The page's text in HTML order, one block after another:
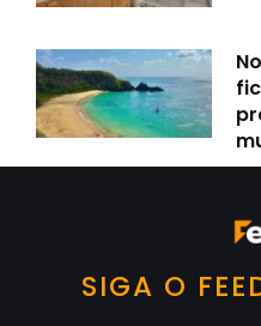
SIGA O